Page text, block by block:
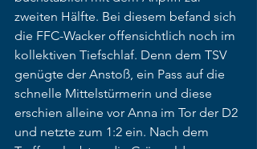
zweiten Hälfte. Bei diesem befand sich
die FFC-Wacker offensichtlich noch im
kollektiven Tiefschlaf. Denn dem TSV
genügte der Anstoß, ein Pass auf die
schnelle Mittelstürmerin und diese
erschien alleine vor Anna im Tor der D2
und netzte zum 1:2 ein. Nach dem